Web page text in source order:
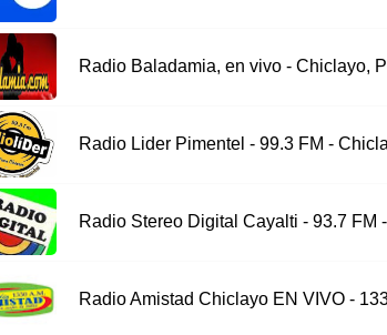
Radio Baladamia, en vivo - Chiclayo,
Radio Lider Pimentel - 99.3 FM -
Radio Stereo Digital Cayalti - 93.7 FM
Radio Amistad Chiclayo EN VIVO -